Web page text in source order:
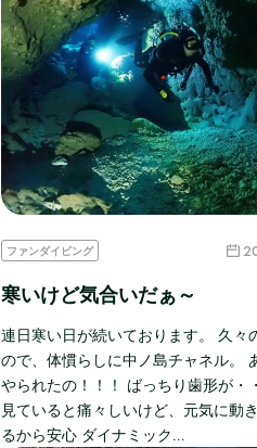
ファンダイビング
寒いけど気合いだぁ～
連日寒い日が続いております。 久々
ので、体慣らしに中ノ島チャネル。
やられたの！！！ ばっちり歯形が・
見ていると痛々しいけど、元気に動
るから安心 ダイナミック…